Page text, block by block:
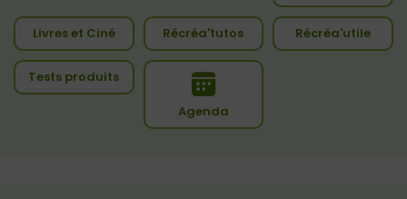
Livres et Ciné Récréa'tutos Récréa'utile
Tests produits
Agenda